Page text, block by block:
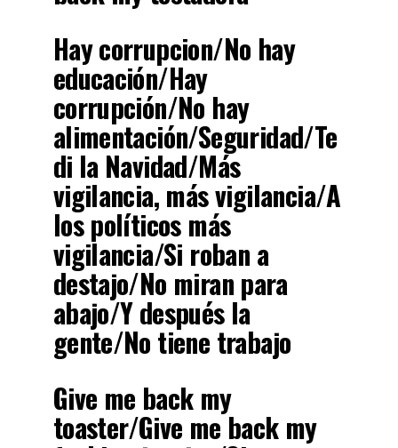
Hay corrupcion/No hay
educación/Hay
corrupción/No hay
alimentación/Seguridad/Te
di la Navidad/Más
vigilancia, más vigilancia/A
los políticos más
vigilancia/Si roban a
destajo/No miran para
abajo/Y después la
gente/No tiene trabajo
Give me back my
toaster/Give me back my